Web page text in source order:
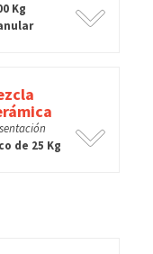
Kg
de 25 Kg